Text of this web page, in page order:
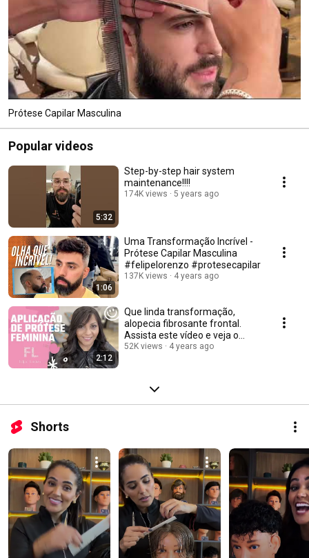
Prótese Capilar Masculina
Popular videos
5:32
Step-by-step hair system
maintenance!!!!
174K views 5 years ago
1:06
Uma Transformação Incrível -
Prótese Capilar Masculina
#felipelorenzo #protesecapilar
137K views 4 years ago
2:12
Que linda transformação,
alopecia fibrosante frontal.
Assista este vídeo e veja o
resultado.
52K views 4 years ago
Shorts